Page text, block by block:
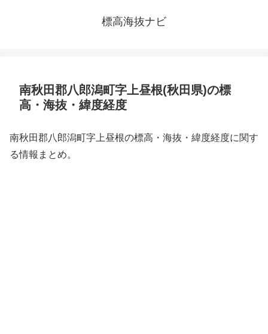
標高海抜ナビ
南秋田郡八郎潟町字上昼根(秋田県)の標
高・海抜・緯度経度
南秋田郡八郎潟町字上昼根の標高・海抜・緯度経度に関す
る情報まとめ。